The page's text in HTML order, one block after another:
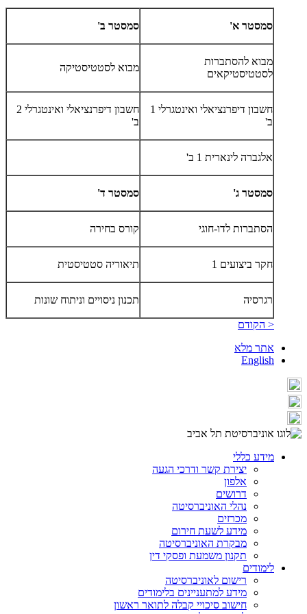
סמסטר א' סמסטר ב'
מבוא להסתברות
לסטטיסטיקאים
מבוא לסטטיסטיקה
חשבון דיפרנציאלי ואינטגרלי 1
ב'
חשבון דיפרנציאלי ואינטגרלי 2
ב'
אלגברה לינארית 1 ב'
סמסטר ג' סמסטר ד'
הסתברות לדו-חוגי קורס בחירה
חקר ביצועים 1 תיאוריה סטטיסטית
רגרסיה תכנון ניסויים וניתוח שונות
< הקודם
אתר מלא
English
מידע כללי
יצירת קשר ודרכי הגעה
אלפון
דרושים
נהלי האוניברסיטה
מכרזים
מידע לשעת חירום
מבקרת האוניברסיטה
תקנון משמעת ופסקי דין
לימודים
רישום לאוניברסיטה
מידע למתעניינים בלימודים
חישוב סיכויי קבלה לתואר ראשון